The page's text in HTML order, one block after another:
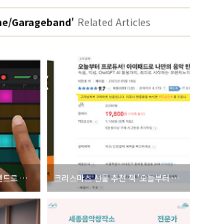
Garageband' Related Articles
취미 추천: 아이패드 개러지밴드로 시작하는 음악 크리스마스 선물 추천 책 '오늘부터 프로듀서! 아이패드로 나만의 음악 만들기 with 개러지밴드'